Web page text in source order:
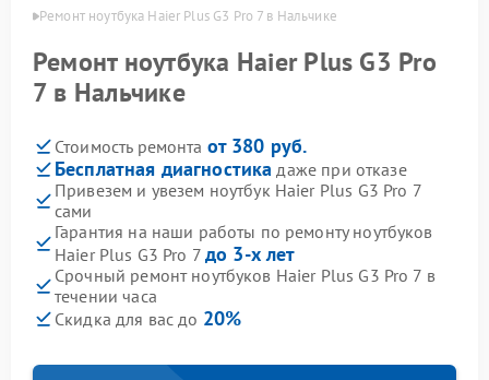
Ремонт ноутбука Haier Plus G3 Pro 7 в Нальчике
Ремонт ноутбука Haier Plus G3 Pro
7 в Нальчике
Стоимость ремонта от 380 руб.
Бесплатная диагностика даже при отказе
Привезем и увезем ноутбук Haier Plus G3 Pro 7
сами
Гарантия на наши работы по ремонту ноутбуков
Haier Plus G3 Pro 7 до 3-х лет
Срочный ремонт ноутбуков Haier Plus G3 Pro 7 в
течении часа
Скидка для вас до 20%